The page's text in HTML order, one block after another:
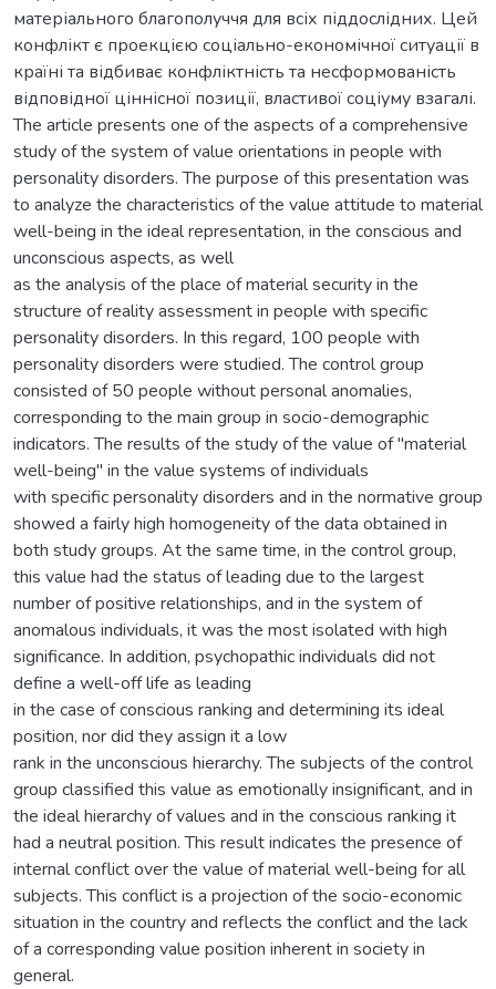
матеріального благополуччя для всіх піддослідних. Цей
конфлікт є проекцією соціально-економічної ситуації в
країні та відбиває конфліктність та несформованість
відповідної ціннісної позиції, властивої соціуму взагалі.
The article presents one of the aspects of a comprehensive
study of the system of value orientations in people with
personality disorders. The purpose of this presentation was
to analyze the characteristics of the value attitude to material
well-being in the ideal representation, in the conscious and
unconscious aspects, as well
as the analysis of the place of material security in the
structure of reality assessment in people with specific
personality disorders. In this regard, 100 people with
personality disorders were studied. The control group
consisted of 50 people without personal anomalies,
corresponding to the main group in socio-demographic
indicators. The results of the study of the value of "material
well-being" in the value systems of individuals
with specific personality disorders and in the normative group
showed a fairly high homogeneity of the data obtained in
both study groups. At the same time, in the control group,
this value had the status of leading due to the largest
number of positive relationships, and in the system of
anomalous individuals, it was the most isolated with high
significance. In addition, psychopathic individuals did not
define a well-off life as leading
in the case of conscious ranking and determining its ideal
position, nor did they assign it a low
rank in the unconscious hierarchy. The subjects of the control
group classified this value as emotionally insignificant, and in
the ideal hierarchy of values and in the conscious ranking it
had a neutral position. This result indicates the presence of
internal conflict over the value of material well-being for all
subjects. This conflict is a projection of the socio-economic
situation in the country and reflects the conflict and the lack
of a corresponding value position inherent in society in
general.